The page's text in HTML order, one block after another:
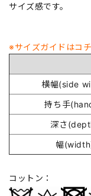
サイズ感です。
※サイズガイドはコ
横幅(side
持ち手
深さ
幅
コットン：